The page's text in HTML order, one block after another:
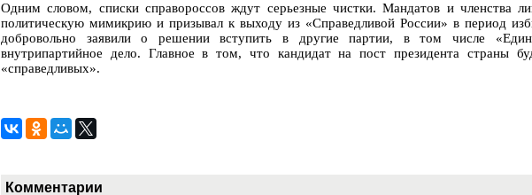
Одним словом, списки справороссов ждут серьезные чистки. Мандатов и членства
политическую мимикрию и призывал к выходу из «Справедливой России» в период
добровольно заявили о решении вступить в другие партии, в том числе
внутрипартийное дело. Главное в том, что кандидат на пост президента страны
«справедливых».
Комментарии